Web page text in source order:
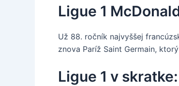
Ligue 1
Už 88. ročník najvyššej
znova Paríž Saint Germain,
Ligue 1 v skratke: